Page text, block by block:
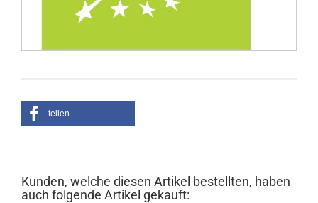
teilen
Kunden, welche diesen Artikel bestellten, haben
auch folgende Artikel gekauft: